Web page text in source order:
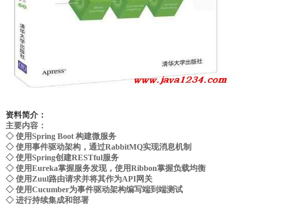
资料简介：
主要内容：
◇ 使用Spring Boot 构建微服务
◇ 使用事件驱动架构，通过RabbitMQ实现消息机制
◇ 使用Spring创建RESTful服务
◇ 使用Eureka掌握服务发现，使用Ribbon掌握负载均衡
◇ 使用Zuul路由请求并将其作为API网关
◇ 使用Cucumber为事件驱动架构编写端到端测试
◇ 进行持续集成和部署